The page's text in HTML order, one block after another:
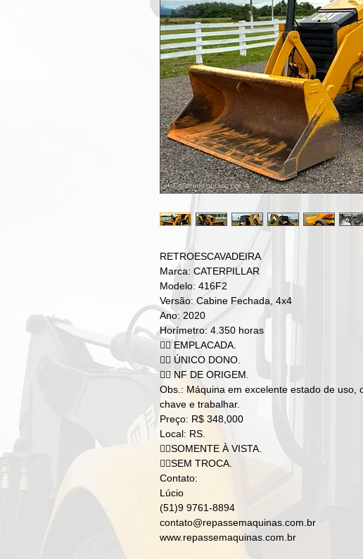
RETROESCAVADEIRA
Marca: CATERPILLAR
Modelo: 416F2
Versão: Cabine Fechada, 4x4
Ano: 2020
Horímetro: 4.350 horas
👉🏻 EMPLACADA.
👉🏻 ÚNICO DONO.
👉🏻 NF DE ORIGEM.
Obs.: Máquina em excelente estado de uso,
chave e trabalhar.
Preço: R$ 348,000
Local: RS.
👉🏻SOMENTE À VISTA.
👉🏻SEM TROCA.
Contato:
Lúcio
(51)9 9761-8894
contato@repassemaquinas.com.br
www.repassemaquinas.com.br